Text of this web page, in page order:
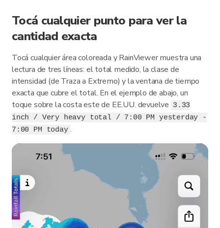
Tocá cualquier punto para ver la
cantidad exacta
Tocá cualquier área coloreada y RainViewer muestra una
lectura de tres líneas: el total medido, la clase de
intensidad (de Traza a Extremo) y la ventana de tiempo
exacta que cubre el total. En el ejemplo de abajo, un
toque sobre la costa este de EE.UU. devuelve
3.33
inch / Very heavy total / 7:00 PM yesterday -
7:00 PM today .